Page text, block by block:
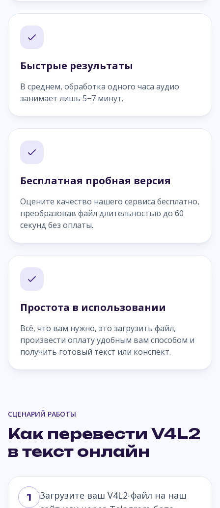
Быстрые результаты
В среднем, обработка одного часа аудио
занимает лишь 5−7 минут.
Бесплатная пробная версия
Оцените качество нашего сервиса бесплатно,
преобразовав файл длительностью до 60
секунд без оплаты.
Простота в использовании
Всё, что вам нужно, это загрузить файл,
произвести оплату удобным вам способом и
получить готовый текст или конспект.
СЦЕНАРИЙ РАБОТЫ
Как перевести V4L2
в текст онлайн
1
Загрузите ваш V4L2-файл на наш